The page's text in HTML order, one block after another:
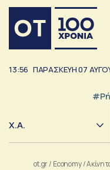
13:56 ΠΑΡΑΣΚΕΥΗ07
Χ.Α.
ot.gr/ Economy/